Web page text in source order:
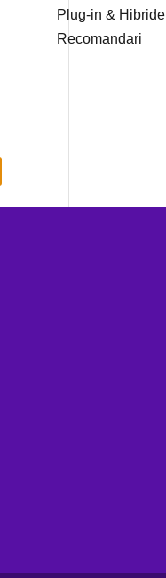
Plug-in & Hibride
Recomandari